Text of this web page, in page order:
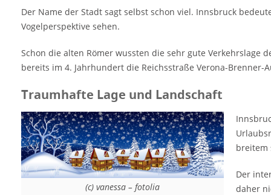
Straßenanbindung erlauben eine sehr gute
Erreichbarkeit aus allen Teile der Welt. Es ist
daher nicht verwunderlich, dass die
Regionen um Innsbruck in der
Weihnachten in Innsbruck Die Innsbrucker…
Der Name der Stadt sagt selbst schon viel. Innsbruck
Vogelperspektive sehen.
Schon die alten Römer wussten die sehr gute Verkehrslage
bereits im 4. Jahrhundert die Reichsstraße Verona-
Traumhafte Lage und Landschaft
(c) vanessa – fotolia
breitem
Der
daher